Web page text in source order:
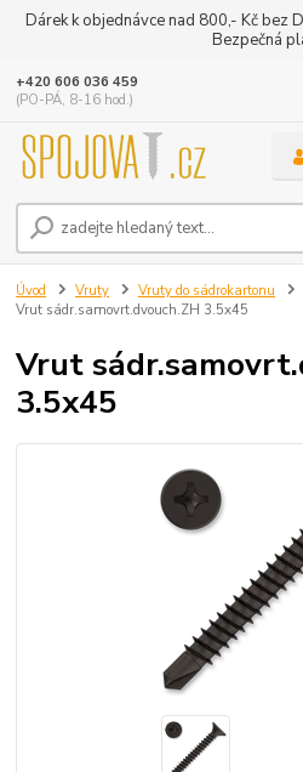
Dárek k objednávce nad 800,- Kč bez
Bezpečná
+420 606 036 459
(PO-PÁ, 8-16 hod.)
Úvod Vruty Vruty do sádrokartonu
Vrut sádr.samovrt.dvouch.ZH 3.5x45
Vrut
3.5x45